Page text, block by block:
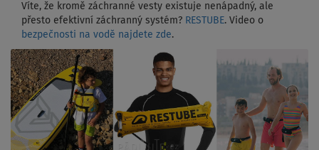
Víte, že kromě záchranné vesty existuje nenápadný, ale
přesto efektivní záchranný systém? RESTUBE. Video o
bezpečnosti na vodě najdete zde.